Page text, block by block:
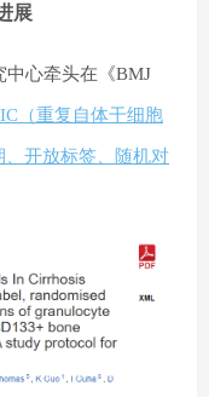
展
中心牵头在《BMJ
（重复自体干细胞
开放标签、随机对